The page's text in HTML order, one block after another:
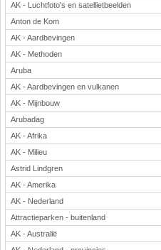
AK - Luchtfoto's en satellietbeelden
Anton de Kom
AK - Aardbevingen
AK - Methoden
Aruba
AK - Aardbevingen en vulkanen
AK - Mijnbouw
Arubadag
AK - Afrika
AK - Milieu
Astrid Lindgren
AK - Amerika
AK - Nederland
Attractieparken - buitenland
AK - Australië